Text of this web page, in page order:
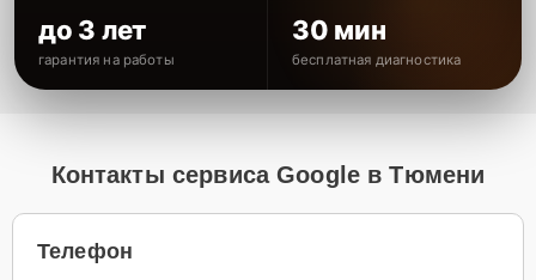
до 3 лет
гарантия на работы
30 мин
бесплатная диагностика
Контакты сервиса Google в Тюмени
Телефон